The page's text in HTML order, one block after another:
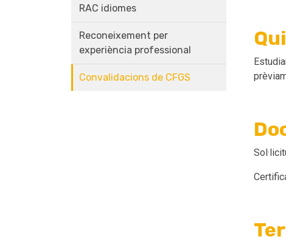
RAC idiomes
Reconeixement per
experiència professional
Convalidacions de CFGS